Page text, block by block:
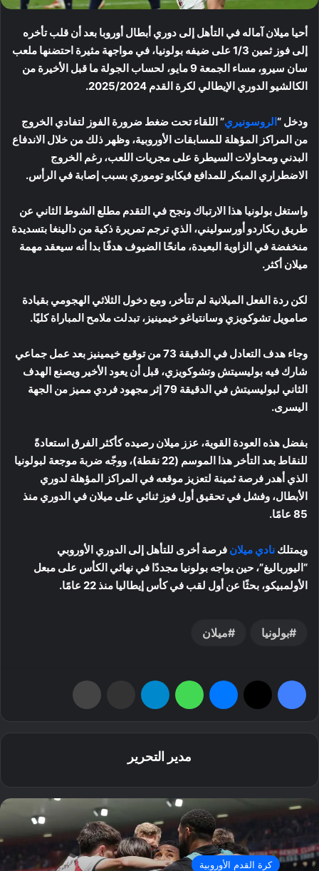
أحيا ميلان آماله في التأهل إلى دوري أبطال أوروبا بعد أن قلب تأخره
إلى فوز ثمين 1/3 على ضيفه بولونيا، في مواجهة مثيرة احتضنها ملعب
سان سيرو، مساء الجمعة 9 مايو، لحساب الجولة ما قبل الأخيرة من
الكالشيو الدوري الإيطالي لكرة القدم 2025/2024.
ودخل “الروسونيري” اللقاء تحت ضغط ضرورة الفوز لتفادي الخروج
من المراكز المؤهلة للمسابقات الأوروبية، وظهر ذلك من خلال الاندفاع
البدني ومحاولات السيطرة على مجريات اللعب، رغم الخروج
الاضطراري المبكر للمدافع فيكايو توموري بسبب إصابة في الرأس.
واستغل بولونيا هذا الارتباك ونجح في التقدم مطلع الشوط الثاني عن
طريق ريكاردو أورسوليني، الذي ترجم تمريرة ذكية من دالينغا بتسديدة
منخفضة في الزاوية البعيدة، مانحًا الضيوف هدفًا بدا أنه سيعقد مهمة
ميلان أكثر.
لكن ردة الفعل الميلانية لم تتأخر، ومع دخول الثلاثي الهجومي بقيادة
صامويل تشوكويزي وسانتياغو خيمينيز، تبدلت ملامح المباراة كليًا.
وجاء هدف التعادل في الدقيقة 73 من توقيع خيمينيز بعد عمل جماعي
شارك فيه بوليسيتش وتشوكويزي، قبل أن يعود الأخير ويصنع الهدف
الثاني لبوليسيتش في الدقيقة 79 إثر مجهود فردي مميز من الجهة
اليسرى.
بفضل هذه العودة القوية، عزز ميلان رصيده كأكثر الفرق استعادةً
للنقاط بعد التأخر هذا الموسم (22 نقطة)، ووجّه ضربة موجعة لبولونيا
الذي أهدر فرصة ثمينة لتعزيز موقعه في المراكز المؤهلة لدوري
الأبطال، وفشل في تحقيق أول فوز ثنائي على ميلان في الدوري منذ
85 عامًا.
ويمتلك نادي ميلان فرصة أخرى للتأهل إلى الدوري الأوروبي
“اليورباليغ”، حين يواجه بولونيا مجددًا في نهائي الكأس على مبعل
الأولمبيكو، بحثًا عن أول لقب في كأس إيطاليا منذ 22 عامًا.
بولونيا ميلان
مدير التحرير
كرة القدم الأوروبية